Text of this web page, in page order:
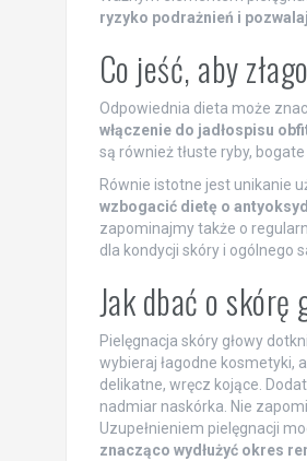
ryzyko podrażnień i
Co jeść, aby
Odpowiednia dieta może
włączenie do jadłospisu
są również tłuste ryby,
Równie istotne jest unikanie
wzbogacić dietę o
zapominajmy także o
dla kondycji skóry i ogólnego
Jak dbać o skórę
Pielęgnacja skóry głowy
wybieraj łagodne kosmetyki,
delikatne, wręcz kojące.
nadmiar naskórka. Nie
Uzupełnieniem pielęgnacji
znacząco wydłużyć okres